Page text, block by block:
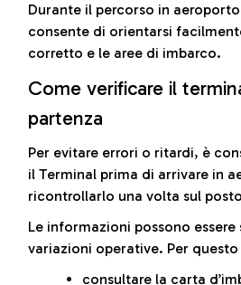
Durante il percorso in
consente di orientarsi
corretto e le aree di imbarco.
Come verificare il
partenza
Per evitare errori o ritardi, è
il Terminal prima di arrivare in
ricontrollarlo una volta sul
Le informazioni possono
variazioni operative. Per
consultare la carta